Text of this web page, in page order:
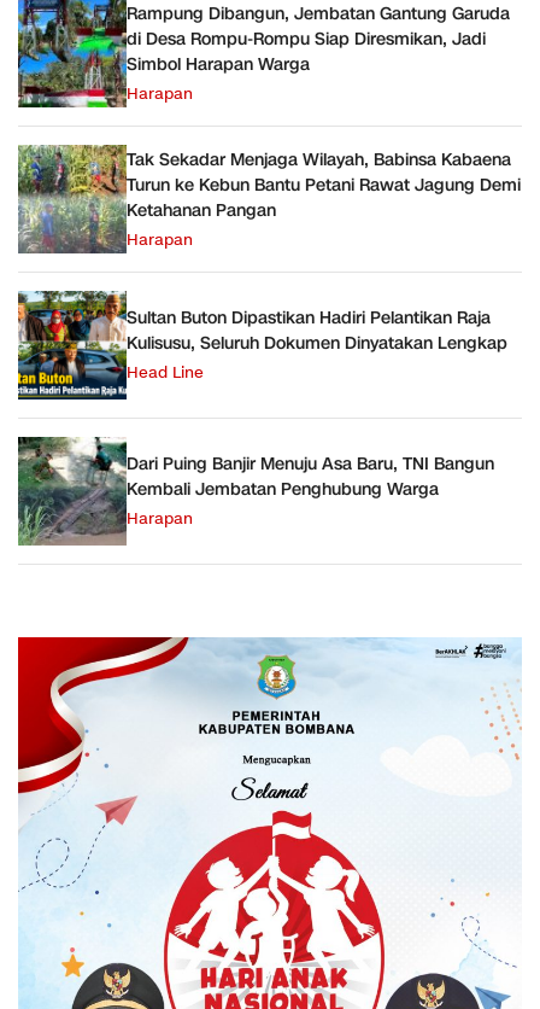
Rampung Dibangun, Jembatan Gantung Garuda
di Desa Rompu-Rompu Siap Diresmikan, Jadi
Simbol Harapan Warga
Harapan
Tak Sekadar Menjaga Wilayah, Babinsa Kabaena
Turun ke Kebun Bantu Petani Rawat Jagung Demi
Ketahanan Pangan
Harapan
Sultan Buton Dipastikan Hadiri Pelantikan Raja
Kulisusu, Seluruh Dokumen Dinyatakan Lengkap
Head Line
Dari Puing Banjir Menuju Asa Baru, TNI Bangun
Kembali Jembatan Penghubung Warga
Harapan